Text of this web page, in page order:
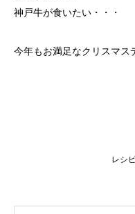
神戸牛が食いたい・・・
今年もお満足なクリスマス
レシ